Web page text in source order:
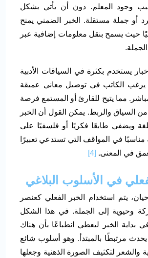
وجود المعلم. دون أن يأتي بشكل
أو جملة مستقلة. الخبر الضمني يمنح
حيث يسمح بنقل معلومات إضافية عبر
يستخدم بكثرة في السياقات الأدبية
يرغب الكاتب في توصيل معاني عميقة
مما يتيح للقارئ أو المستمع فرصة
من السياق والربط. يمكن القول أن الخبر
ويضفي طابعًا فكريًا أو فلسفيًا على
مناسبًا في المواقف التي تستدعي تعبيرًا
في المعنى. [4]
يتم استخدام الخبر الفعلي كعنصر
وحيوية إلى الجملة. في هذا الشكل
بداية الخبر ليعطي انطباعًا بأن هناك
يحدث مرتبطًا بالمبتدأ. وهو أسلوب شائع
والشعر لتكثيف الصورة الذهنية وجعلها